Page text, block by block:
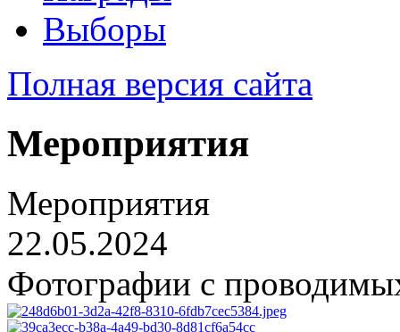
Выборы
Полная версия сайта
Мероприятия
Мероприятия
22.05.2024
Фотографии с